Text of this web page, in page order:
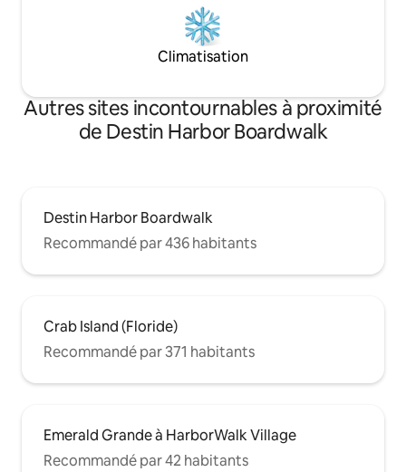
Climatisation
Autres sites incontournables à proximité
de Destin Harbor Boardwalk
Destin Harbor Boardwalk
Recommandé par 436 habitants
Crab Island (Floride)
Recommandé par 371 habitants
Emerald Grande à HarborWalk Village
Recommandé par 42 habitants